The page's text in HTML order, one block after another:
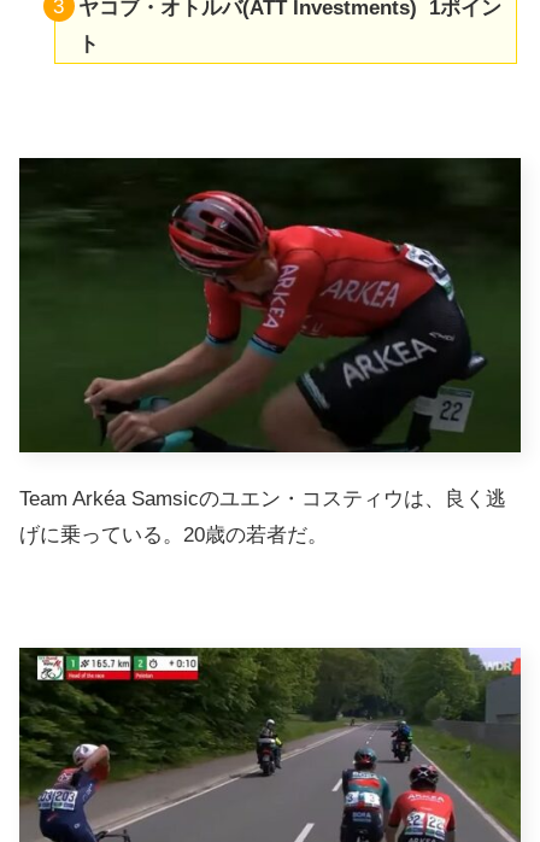
ヤコブ・オトルバ(ATT Investments) 1ポイン
ト
Team Arkéa Samsicのユエン・コスティウは、良く逃
げに乗っている。20歳の若者だ。